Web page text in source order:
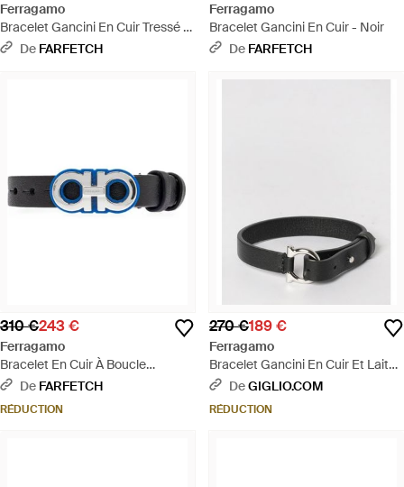
Ferragamo
Bracelet Gancini En Cuir Tressé -
NoirDe FARFETCH
Ferragamo
Bracelet Gancini En Cuir - Noir
De FARFETCH
310 €243 €
Ferragamo
Bracelet En Cuir À Boucle
Ganciani - Blanc
De FARFETCH
RÉDUCTION
270 €189 €
Ferragamo
Bracelet Gancini En Cuir Et Laiton
- Gris
DeGIGLIO.COM
RÉDUCTION